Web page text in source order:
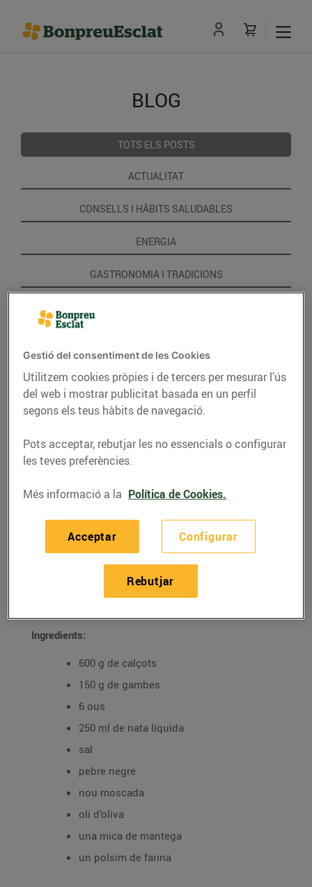
BLOG
TOTS ELS POSTS
ACTUALITAT
CONSELLS I HÀBITS SALUDABLES
ENERGIA
GASTRONOMIA I TRADICIONS
Flam de calçots i
gambes
Ingredients:
600 g de calçots
150 g de gambes
6 ous
250 ml de nata líquida
sal
pebre negre
nou moscada
oli d’oliva
una mica de mantega
un polsim de farina
Gestió del consentiment de les Cookies
Utilitzem cookies pròpies i de tercers per mesurar l’ús
del web i mostrar publicitat basada en un perfil
segons els teus hàbits de navegació.
Pots acceptar, rebutjar les no essencials o configurar
les teves preferències.
Més informació a la Política de Cookies.
Configurar
Rebutjar
Acceptar